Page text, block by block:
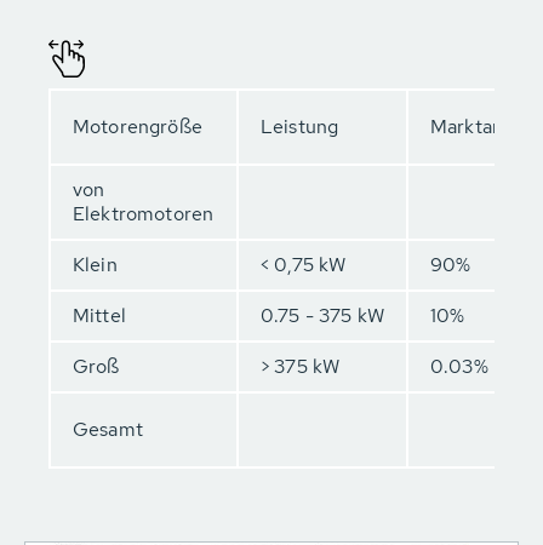
Motorengröße Leistung Marktanteil
von
Elektromotoren
Klein
< 0,75 kW
90%
Mittel
0.75 - 375 kW
10%
Groß
> 375 kW 0.03%
Gesamt